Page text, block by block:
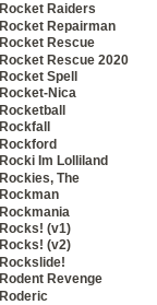
Rocket Raiders
Rocket Repairman
Rocket Rescue
Rocket Rescue 2020
Rocket Spell
Rocket-Nica
Rocketball
Rockfall
Rockford
Rocki Im Lolliland
Rockies, The
Rockman
Rockmania
Rocks! (v1)
Rocks! (v2)
Rockslide!
Rodent Revenge
Roderic